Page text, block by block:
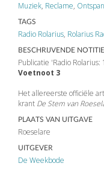
Muziek, Reclame,
TAGS
Radio Rolarius, Rolarius
BESCHRIJVENDE NOTITIE
Publicatie 'Radio
Voetnoot 3
Het allereerste officiële
krant De Stem van
PLAATS VAN UITGAVE
Roeselare
UITGEVER
De Weekbode